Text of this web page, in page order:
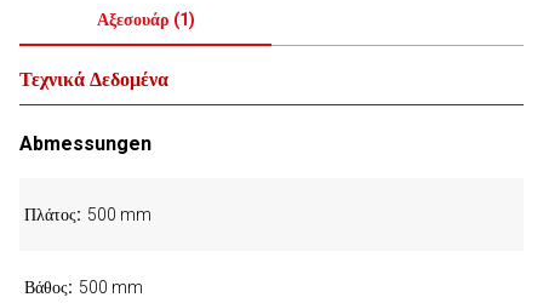
Αξεσουάρ (1)
Τεχνικά Δεδομένα
Abmessungen
Πλάτος 500 mm
Βάθος 500 mm